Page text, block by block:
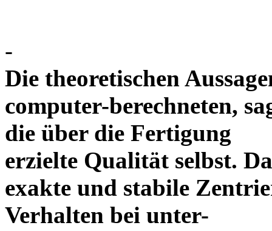
-
Die theoretischen
computer-berechneten,
die über die Fertigung
erzielte Qualität selbst.
exakte und stabile
Verhalten bei unter-